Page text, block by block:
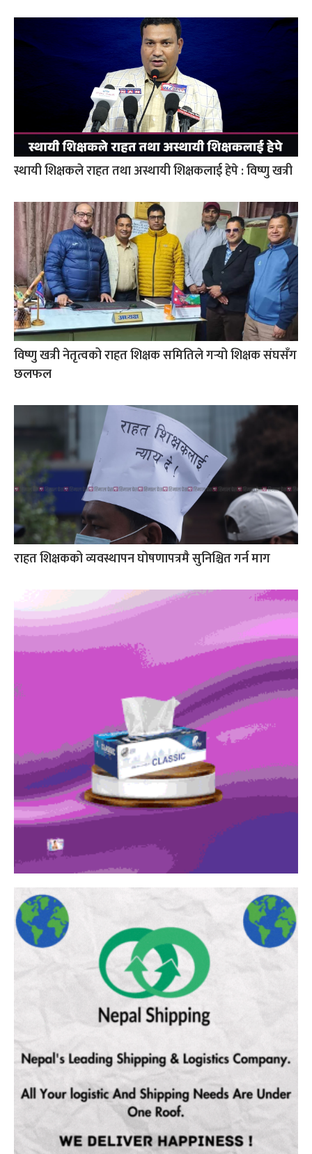
स्थायी शिक्षकले राहत तथा अस्थायी शिक्षकलाई हेपे : विष्णु खत्री
विष्णु खत्री नेतृत्वको राहत शिक्षक समितिले गर्‍यो शिक्षक संघसँग
छलफल
राहत शिक्षकको व्यवस्थापन घोषणापत्रमै सुनिश्चित गर्न माग